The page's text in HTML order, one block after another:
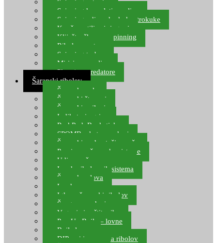
Spinning setovi
Spinning kompleti varalica
Spinning udice, dvokuke, trokuke
Kopče, vrtilice i ringovi
Kliješta, škare za spinning
Ribolov pastrve
Spinning torbe
Mirisi za varalice
Plovci za predatore
Šaranski ribolov
Šaranske role
Šaranski štapovi
Šaranski najloni
Indikatori ugriza
Rod Pod, Banksticks
SPOMB rakete, markeri
Šaranski podmetači, mreže
Pernice za šaranske sisteme
Udice za šarana, amura
Izrada ribolovnih sistema
Šaranska olova
Leadcore
Igle za šaranski ribolov
Špage, upredenice
Vaganje i zaštita ribe
Pop Up Boile – lovne
Boile lovne
DIP-ovi i arome za ribolov